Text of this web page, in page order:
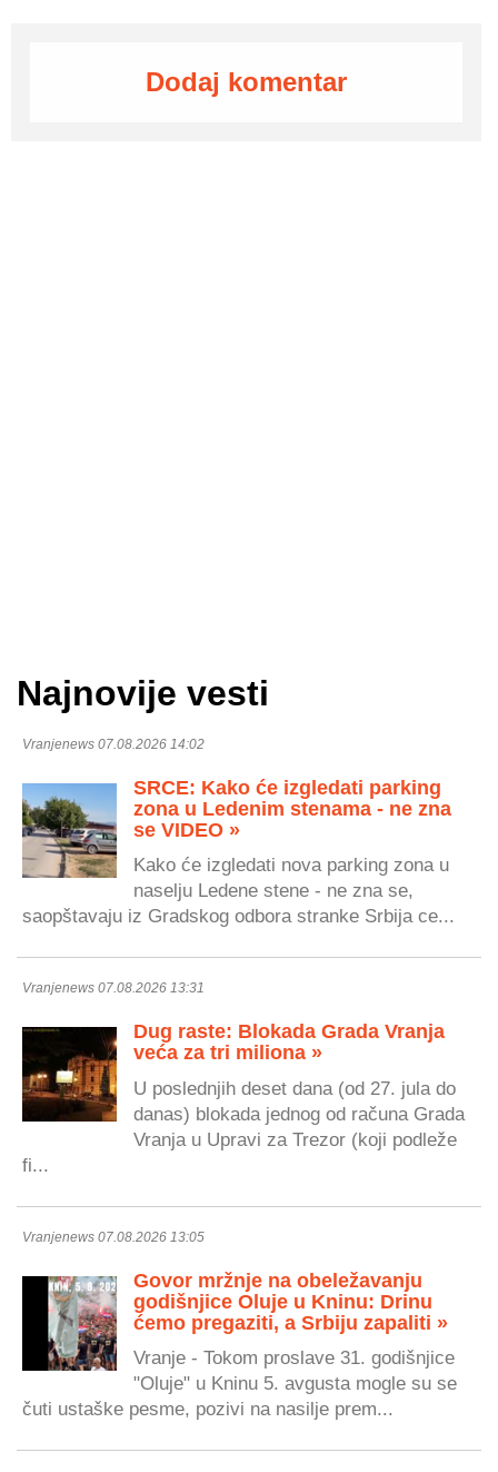
Dodaj komentar
Najnovije vesti
Vranjenews 07.08.2026 14:02
SRCE: Kako će izgledati parking
zona u Ledenim stenama - ne zna
se VIDEO »
Kako će izgledati nova parking zona u
naselju Ledene stene - ne zna se,
saopštavaju iz Gradskog odbora stranke Srbija ce...
Vranjenews 07.08.2026 13:31
Dug raste: Blokada Grada Vranja
veća za tri miliona »
U poslednjih deset dana (od 27. jula do
danas) blokada jednog od računa Grada
Vranja u Upravi za Trezor (koji podleže
fi...
Vranjenews 07.08.2026 13:05
Govor mržnje na obeležavanju
godišnjice Oluje u Kninu: Drinu
ćemo pregaziti, a Srbiju zapaliti »
Vranje - Tokom proslave 31. godišnjice
"Oluje" u Kninu 5. avgusta mogle su se
čuti ustaške pesme, pozivi na nasilje prem...